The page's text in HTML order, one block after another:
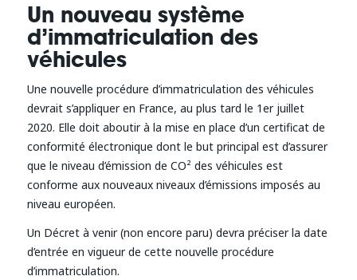
Un nouveau système
d’immatriculation des
véhicules
Une nouvelle procédure d’immatriculation des véhicules
devrait s’appliquer en France, au plus tard le 1er juillet
2020. Elle doit aboutir à la mise en place d’un certificat de
conformité électronique dont le but principal est d’assurer
que le niveau d’émission de CO² des véhicules est
conforme aux nouveaux niveaux d’émissions imposés au
niveau européen.
Un Décret à venir (non encore paru) devra préciser la date
d’entrée en vigueur de cette nouvelle procédure
d’immatriculation.